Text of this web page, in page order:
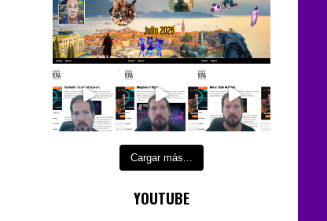
Cargar más...
YOUTUBE